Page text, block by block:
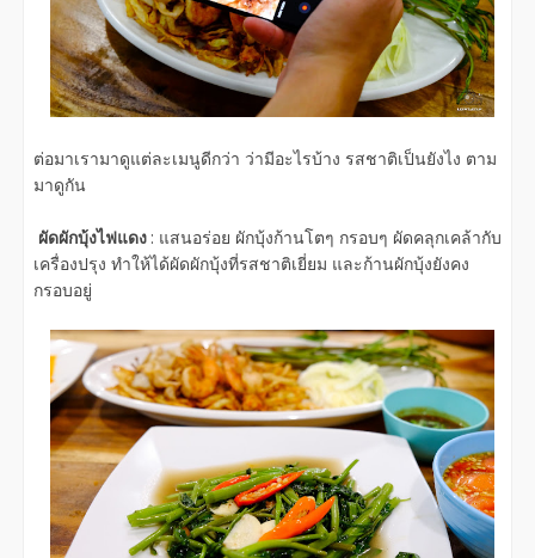
ต่อมาเรามาดูแต่ละเมนูดีกว่า ว่ามีอะไรบ้าง รสชาติเป็นยังไง ตาม
มาดูกัน
ผัดผักบุ้งไฟแดง : แสนอร่อย ผักบุ้งก้านโตๆ กรอบๆ ผัดคลุกเคล้ากับ
เครื่องปรุง ทำให้ได้ผัดผักบุ้งที่รสชาติเยี่ยม และก้านผักบุ้งยังคง
กรอบอยู่